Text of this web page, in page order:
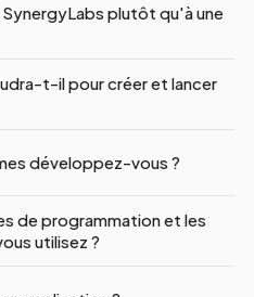
plutôt qu'à une
t-il pour créer et lancer
développez-vous ?
de programmation et les
utilisez ?